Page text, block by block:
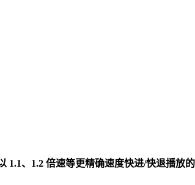
1.1、1.2 倍速等更精确速度快进/快退播放